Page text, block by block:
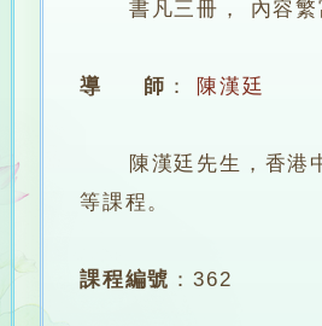
書凡三冊， 內容繁
導 師 ： 陳漢廷
陳漢廷先生，香港中
等課程。
課程編號 ：362